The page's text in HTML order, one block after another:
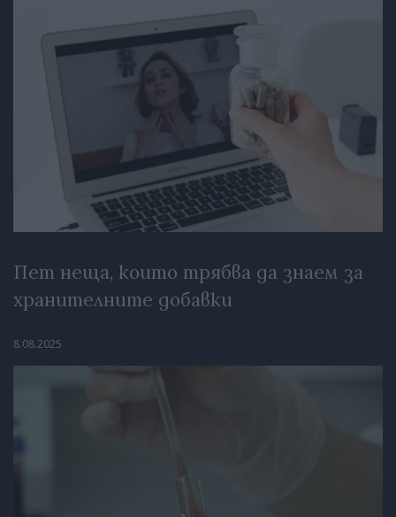
Пет неща, които трябва да знаем за
хранителните добавки
8.08.2025